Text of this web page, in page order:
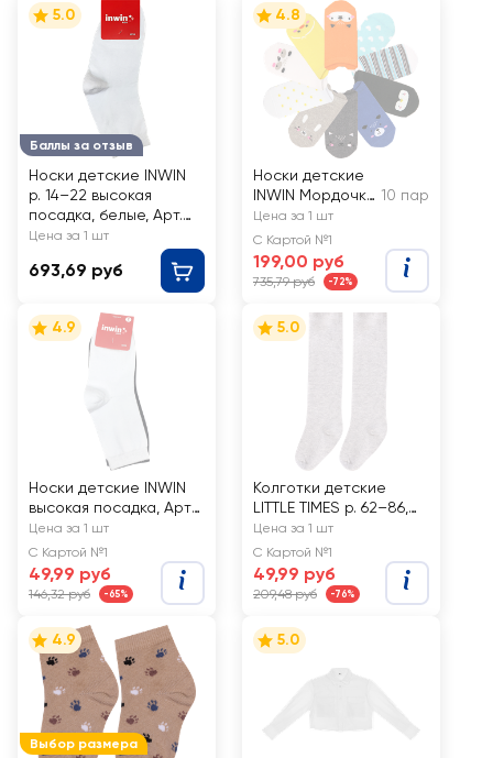
Баллы за отзыв
5.0
Носки детские INWIN
р. 14–22 высокая
посадка, белые, Арт.
BKSU-10-W, 10пар
Цена за 1 шт
693,69 руб
4.8
Носки детские
INWIN Мордочки
р. 14–22, Арт.
FKSU-10-
AN/LK006
10 пар
Цена за 1 шт
С Картой №1
199,00 руб
735,79 руб -72%
4.9
Носки детские INWIN
высокая посадка, Арт.
BKSU-02-BW/НДБЧ,
2пары
Цена за 1 шт
С Картой №1
49,99 руб
146,32 руб -65%
5.0
Колготки детские
LITTLE TIMES р. 62–86,
однотонные, Арт.
КLTОСМ
Цена за 1 шт
С Картой №1
49,99 руб
209,48 руб -76%
Выбор размера
4.9 5.0